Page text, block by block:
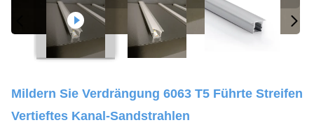
Mildern Sie Verdrängung 6063 T5 Führte Streifen
Vertieftes Kanal-Sandstrahlen